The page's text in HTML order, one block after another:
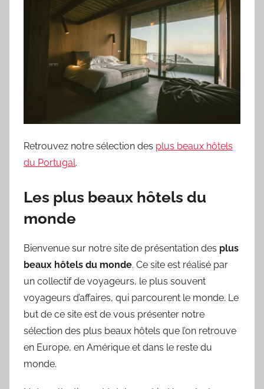
Retrouvez notre sélection des plus beaux hôtels
du Portugal.
Les plus beaux hôtels du
monde
Bienvenue sur notre site de présentation des plus
beaux hôtels du monde. Ce site est réalisé par
un collectif de voyageurs, le plus souvent
voyageurs d’affaires, qui parcourent le monde. Le
but de ce site est de vous présenter notre
sélection des plus beaux hôtels que l’on retrouve
en Europe, en Amérique et dans le reste du
monde.